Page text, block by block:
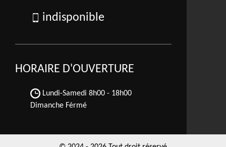
indisponible
HORAIRE D'OUVERTURE
Lundi-Samedi 8h00 - 18h00
Dimanche Férmé